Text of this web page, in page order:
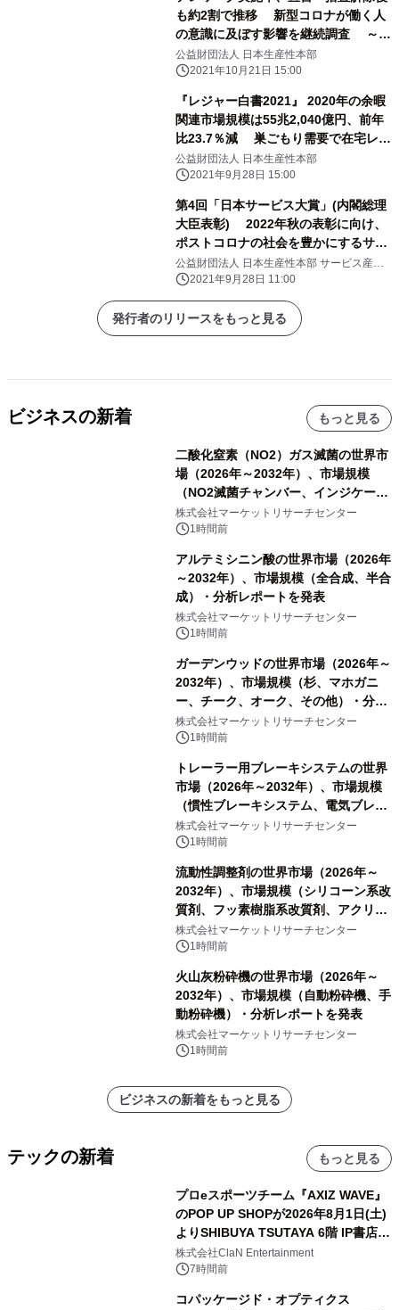
も約2割で推移 新型コロナが働く人
の意識に及ぼす影響を継続調査 ～第
7回「働く人の意識調査」
公益財団法人 日本生産性本部
2021年10月21日 15:00
『レジャー白書2021』 2020年の余暇
関連市場規模は55兆2,040億円、前年
比23.7％減 巣ごもり需要で在宅レジ
ャーの参加人口が上位に、 旅行や外食
は大幅減
公益財団法人 日本生産性本部
2021年9月28日 15:00
第4回「日本サービス大賞」(内閣総理
大臣表彰) 2022年秋の表彰に向け、
ポストコロナの社会を豊かにするサー
ビスを募集 【応募受付：2021年11月1
日(月)～12月20日(月)】 応募説明会を
10月5日(火)オンラインにて開催予定
公益財団法人 日本生産性本部 サービス産業
生産性協議会(SPRING)
2021年9月28日 11:00
発行者のリリースをもっと見る
ビジネスの新着 もっと見る
二酸化窒素（NO2）ガス滅菌の世界市
場（2026年～2032年）、市場規模
（NO2滅菌チャンバー、インジケータ
ーおよびモニタリングシステム、その
他）・分析レポートを発表
株式会社マーケットリサーチセンター
1時間前
アルテミシニン酸の世界市場（2026年
～2032年）、市場規模（全合成、半合
成）・分析レポートを発表
株式会社マーケットリサーチセンター
1時間前
ガーデンウッドの世界市場（2026年～
2032年）、市場規模（杉、マホガニ
ー、チーク、オーク、その他）・分析
レポートを発表
株式会社マーケットリサーチセンター
1時間前
トレーラー用ブレーキシステムの世界
市場（2026年～2032年）、市場規模
（慣性ブレーキシステム、電気ブレー
キシステム、その他）・分析レポート
を発表
株式会社マーケットリサーチセンター
1時間前
流動性調整剤の世界市場（2026年～
2032年）、市場規模（シリコーン系改
質剤、フッ素樹脂系改質剤、アクリル
系改質剤、ポリウレタン系改質剤、ワ
ックス系改質剤）・分析レポートを発
株式会社マーケットリサーチセンター
1時間前
火山灰粉砕機の世界市場（2026年～
2032年）、市場規模（自動粉砕機、手
動粉砕機）・分析レポートを発表
株式会社マーケットリサーチセンター
1時間前
ビジネスの新着をもっと見る
テックの新着 もっと見る
プロeスポーツチーム『AXIZ WAVE』
のPOP UP SHOPが2026年8月1日(土)
よりSHIBUYA TSUTAYA 6階 IP書店で
開催決定！！
株式会社ClaN Entertainment
7時間前
コパッケージド・オプティクス